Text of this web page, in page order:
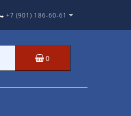
+7 (901) 186-60-61
0